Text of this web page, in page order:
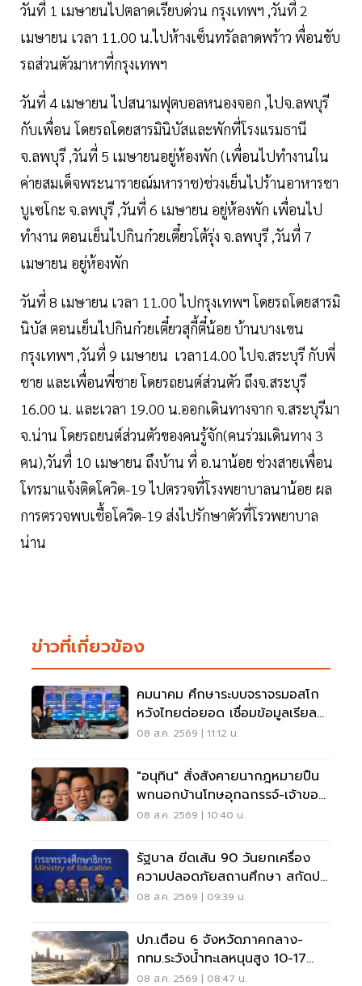
วันที่ 1 เมษายนไปตลาดเรียบด่วน กรุงเทพฯ ,วันที่ 2
เมษายน เวลา 11.00 น.ไปห้างเซ็นทรัลลาดพร้าว พื่อนขับ
รถส่วนตัวมาหาที่กรุงเทพฯ
วันที่ 4 เมษายน ไปสนามฟุตบอลหนองจอก ,ไปจ.ลพบุรี
กับเพื่อน โดยรถโดยสารมินิบัสและพักที่โรงแรมธานี
จ.ลพบุรี ,วันที่ 5 เมษายนอยู่ห้องพัก (เพื่อนไปทำงานใน
ค่ายสมเด็จพระนารายณ์มหาราช)ช่วงเย็นไปร้านอาหารชา
บูเซโกะ จ.ลพบุรี ,วันที่ 6 เมษายน อยู่ห้องพัก เพื่อนไป
ทำงาน ตอนเย็นไปกินก๋วยเตี๋ยวโต้รุ่ง จ.ลพบุรี ,วันที่ 7
เมษายน อยู่ห้องพัก
วันที่ 8 เมษายน เวลา 11.00 ไปกรุงเทพฯ โดยรถโดยสารมิ
นิบัส ตอนเย็นไปกินก๋วยเตี๋ยวสุกี้ตี๋น้อย บ้านบางเขน
กรุงเทพฯ ,วันที่ 9 เมษายน เวลา14.00 ไปจ.สระบุรี กับพี่
ชาย และเพื่อนพี่ชาย โดยรถยนต์ส่วนตัว ถึงจ.สระบุรี
16.00 น. และเวลา 19.00 น.ออกเดินทางจาก จ.สระบุรีมา
จ.น่าน โดยรถยนต์ส่วนตัวของคนรู้จัก(คนร่วมเดินทาง 3
คน),วันที่ 10 เมษายน ถึงบ้าน ที่ อ.นาน้อย ช่วงสายเพื่อน
โทรมาแจ้งติดโควิด-19 ไปตรวจที่โรงพยาบาลนาน้อย ผล
การตรวจพบเชื้อโควิด-19 ส่งไปรักษาตัวที่โรวพยาบาล
น่าน
ข่าวที่เกี่ยวข้อง
คมนาคม ศึกษาระบบจราจรมอสโก
หวังไทยต่อยอด เชื่อมข้อมูลเรียล
ไทม์ แก้รถติด
08 ส.ค. 2569 | 11:12 น.
"อนุทิน" สั่งสังคายนากฎหมายปืน
พกนอกบ้านโทษอุกฉกรรจ์-เจ้าของ
โดนหนัก
08 ส.ค. 2569 | 10:40 น.
รัฐบาล ขีดเส้น 90 วันยกเครื่อง
ความปลอดภัยสถานศึกษา สกัดปม
บูลลี่
08 ส.ค. 2569 | 09:39 น.
ปภ.เตือน 6 จังหวัดภาคกลาง-
กทม.ระวังน้ำทะเลหนุนสูง 10-17
ส.ค.69
08 ส.ค. 2569 | 08:47 น.